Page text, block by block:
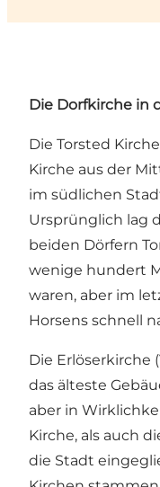
Die Dorfkirche in
Die Torsted
Kirche aus der
im südlichen
Ursprünglich lag
beiden Dörfern
wenige hundert
waren, aber im
Horsens schnell
Die Erlöserkirche
das älteste
aber in
Kirche, als auch
die Stadt